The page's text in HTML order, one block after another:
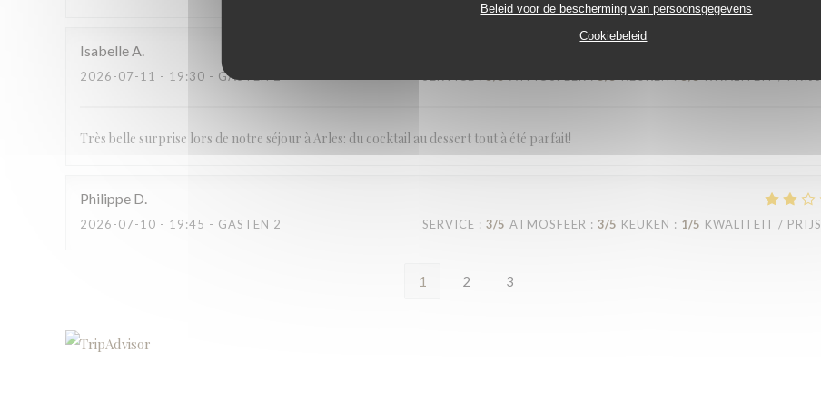
Beleid voor de bescherming van persoonsgegevens
Cookiebeleid
IsabelleA
2026-07-11 - 19:30 - GASTEN 2
Très belle surprise lors de notre séjour à Arles: du cocktail au dessert tout à été parfait!
Philippe D
2026-07-10 - 19:45 - GASTEN 2 SERVICE : 3/5 ATMOSFEER : 3/5 KEUKEN : 1/5 KWALITEIT / PRIJS
1 2 3